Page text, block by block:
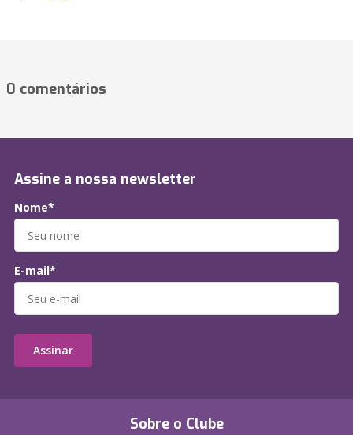
0 comentários
Sobre o Clube
Assine a nossa newsletter
Nome*
E-mail*
Assinar